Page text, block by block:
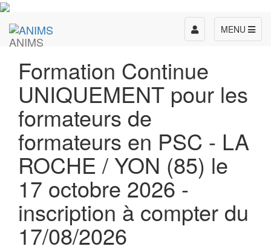
ANIMS
MENU
Toggle
navigation
Formation Continue
UNIQUEMENT pour les
formateurs de
formateurs en PSC - LA
ROCHE / YON (85) le
17 octobre 2026 -
inscription à compter du
17/08/2026